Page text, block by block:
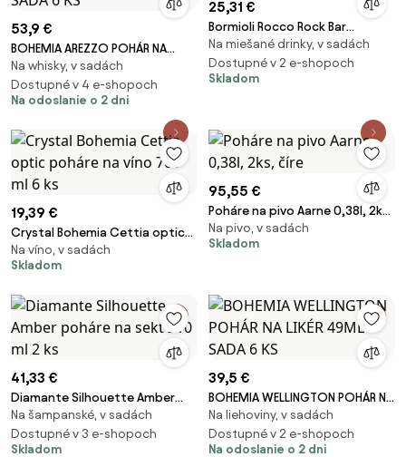
53,9 €
BOHEMIA AREZZO POHÁR NA
WHISKY 320 ML SADA 6 KS
Na whisky, v sadách
Dostupné v 4 e-shopoch
Na odoslanie o 2 dni
25,31 €
Bormioli Rocco Rock Bar
Supercooler 646 ml 6 ks
Na miešané drinky, v sadách
Dostupné v 2 e-shopoch
Skladom
19,39 €
Crystal Bohemia Cettia optic
poháre na víno 700 ml 6 ks
Na víno, v sadách
Skladom
95,55 €
Poháre na pivo Aarne 0,38l, 2ks,
číre
Na pivo, v sadách
Skladom
41,33 €
Diamante Silhouette Amber
poháre na sekt 210 ml 2 ks
Na šampanské, v sadách
Dostupné v 3 e-shopoch
Skladom
39,5 €
BOHEMIA WELLINGTON POHÁR NA
LIKÉR 49ML SADA 6 KS
Na liehoviny, v sadách
Dostupné v 2 e-shopoch
Na odoslanie o 2 dni